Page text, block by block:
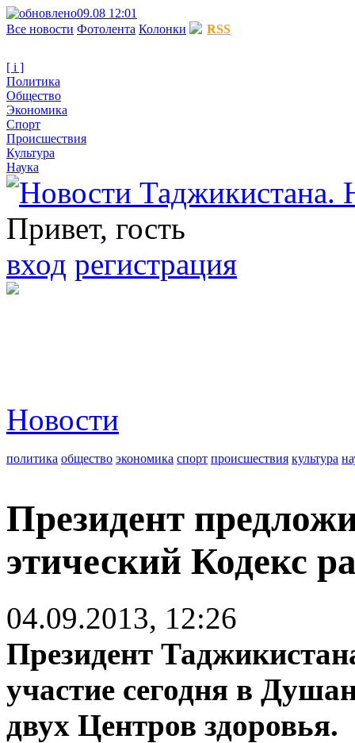
09.08 12:01
Все новости Фотолента Колонки RSS
[ i ]
Политика
Общество
Экономика
Спорт
Происшествия
Культура
Наука
Привет, гость
вход регистрация
Новости
политика общество экономика спорт происшествия культура
Президент
этический Кодекс
04.09.2013, 12:26
Президент
участие сегодня в
двух Центров здоровья.